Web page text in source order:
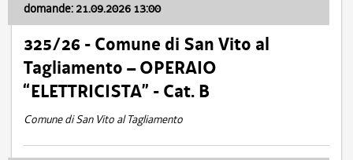
domande: 21.09.2026 13:00
325/26 - Comune di San Vito al
Tagliamento – OPERAIO
“ELETTRICISTA” - Cat. B
Comune di San Vito al Tagliamento